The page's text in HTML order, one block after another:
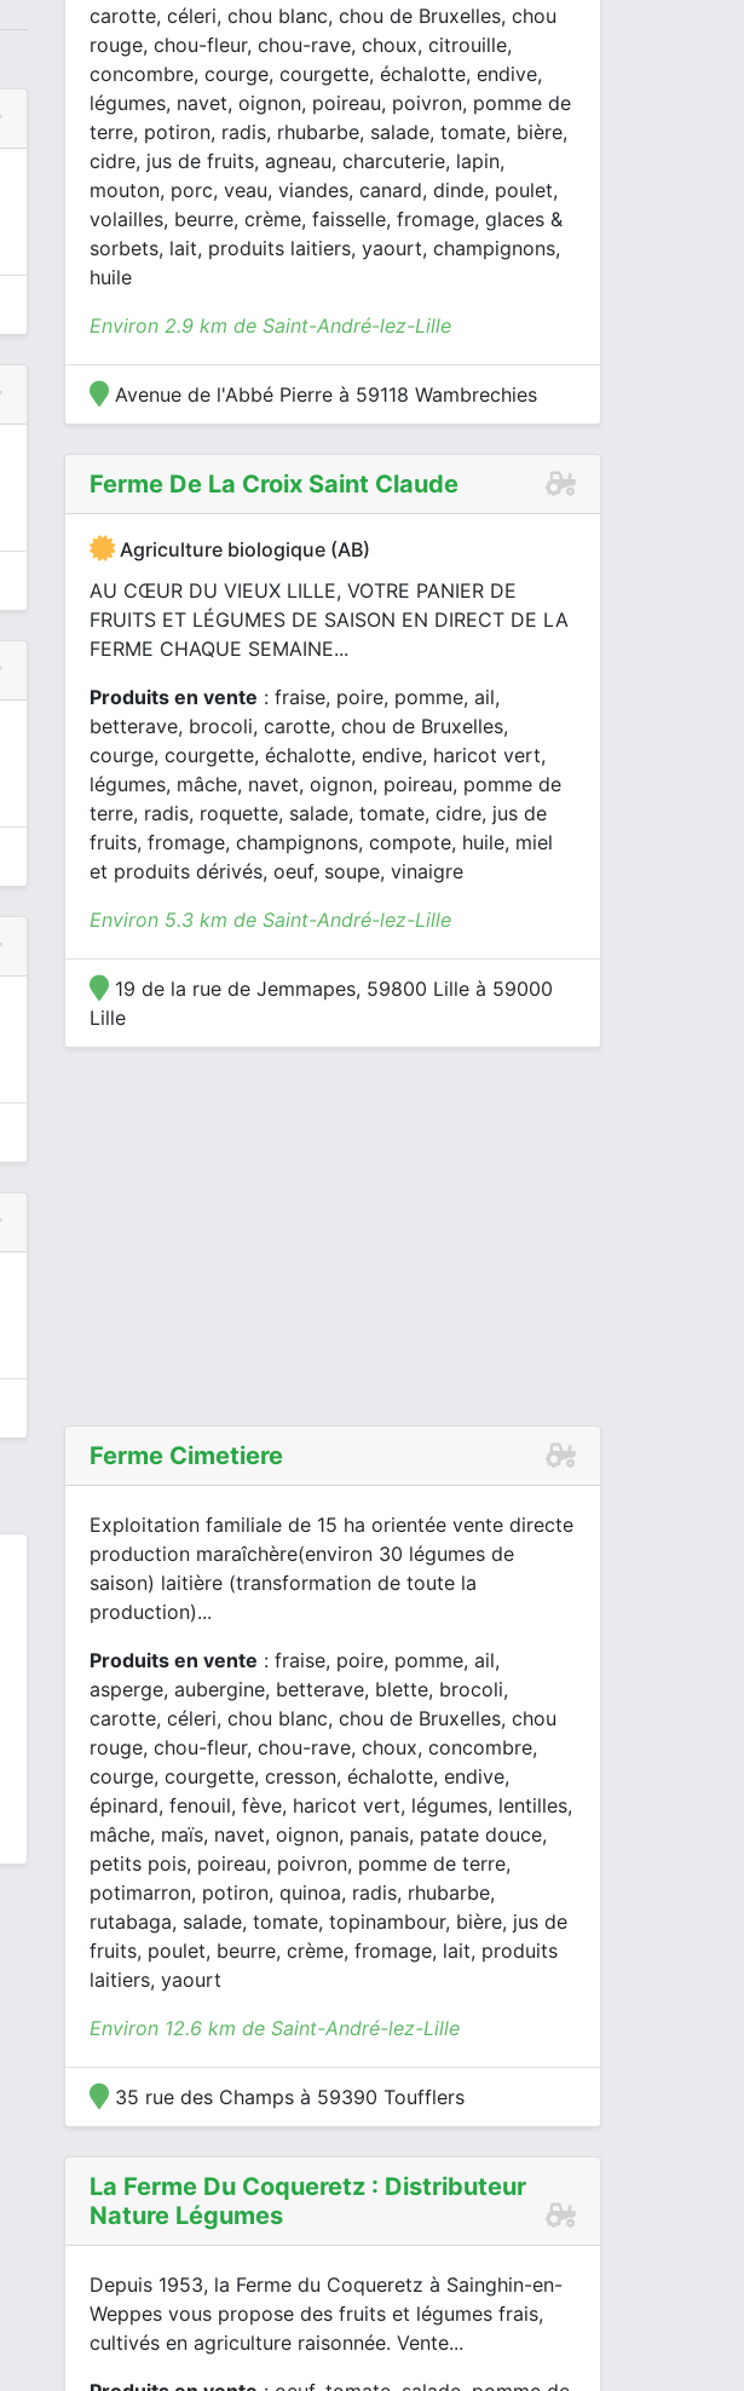
carotte, céleri, chou blanc, chou de Bruxelles, chou
rouge, chou-fleur, chou-rave, choux, citrouille,
concombre, courge, courgette, échalotte, endive,
légumes, navet, oignon, poireau, poivron, pomme de
terre, potiron, radis, rhubarbe, salade, tomate, bière,
cidre, jus de fruits, agneau, charcuterie, lapin,
mouton, porc, veau, viandes, canard, dinde, poulet,
volailles, beurre, crème, faisselle, fromage, glaces &
sorbets, lait, produits laitiers, yaourt, champignons,
huile
Environ 2.9 km de Saint-André-lez-Lille
Avenue de l'Abbé Pierre à 59118 Wambrechies
Ferme De La Croix Saint Claude
Agriculture biologique (AB)
AU CŒUR DU VIEUX LILLE, VOTRE PANIER DE
FRUITS ET LÉGUMES DE SAISON EN DIRECT DE LA
FERME CHAQUE SEMAINE...
Produits en vente : fraise, poire, pomme, ail,
betterave, brocoli, carotte, chou de Bruxelles,
courge, courgette, échalotte, endive, haricot vert,
légumes, mâche, navet, oignon, poireau, pomme de
terre, radis, roquette, salade, tomate, cidre, jus de
fruits, fromage, champignons, compote, huile, miel
et produits dérivés, oeuf, soupe, vinaigre
Environ 5.3 km de Saint-André-lez-Lille
19 de la rue de Jemmapes, 59800 Lille à 59000
Lille
Ferme Cimetiere
Exploitation familiale de 15 ha orientée vente directe
production maraîchère(environ 30 légumes de
saison) laitière (transformation de toute la
production)...
Produits en vente : fraise, poire, pomme, ail,
asperge, aubergine, betterave, blette, brocoli,
carotte, céleri, chou blanc, chou de Bruxelles, chou
rouge, chou-fleur, chou-rave, choux, concombre,
courge, courgette, cresson, échalotte, endive,
épinard, fenouil, fève, haricot vert, légumes, lentilles,
mâche, maïs, navet, oignon, panais, patate douce,
petits pois, poireau, poivron, pomme de terre,
potimarron, potiron, quinoa, radis, rhubarbe,
rutabaga, salade, tomate, topinambour, bière, jus de
fruits, poulet, beurre, crème, fromage, lait, produits
laitiers, yaourt
Environ 12.6 km de Saint-André-lez-Lille
35 rue des Champs à 59390 Toufflers
La Ferme Du Coqueretz : Distributeur
Nature Légumes
Depuis 1953, la Ferme du Coqueretz à Sainghin-en-
Weppes vous propose des fruits et légumes frais,
cultivés en agriculture raisonnée. Vente...